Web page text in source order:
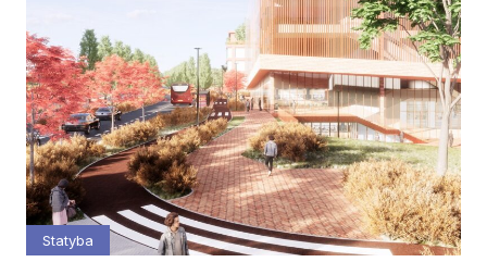
Statyba